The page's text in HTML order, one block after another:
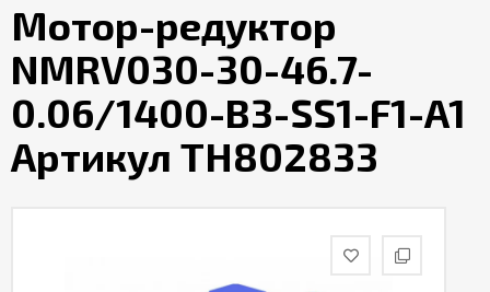
Мотор-редуктор
NMRV030-30-46.7-
0.06/1400-B3-SS1-F1-A1
Артикул TH802833